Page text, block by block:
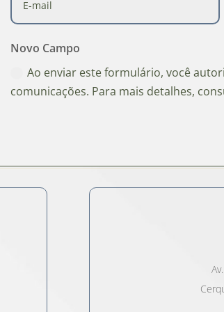
Novo Campo
Ao enviar este formulário, você
comunicações. Para mais detalhes,